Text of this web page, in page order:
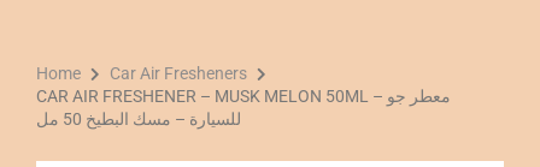
Home
Car Air Fresheners
CAR AIR FRESHENER – MUSK MELON 50ML – معطر جو
للسيارة – مسك البطيخ 50 مل